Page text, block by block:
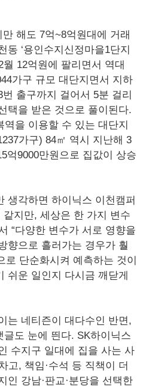
해도 7억~8억원대에 거래
동 ‘용인수지신정마을1단지
월 12억원에 팔리면서 역대
가구 규모 대단지면서 지하
출구까지 걸어서 5분 걸리
택을 받은 것으로 풀이된다.
을 이용할 수 있는 대단지
가구) 84㎡ 역시 지난해 3
억9000만원으로 집값이 상승
생각하면 하이닉스 이천캠퍼
지만, 세상은 한 가지 변수
“다양한 변수가 서로 영향을
향으로 흘러가는 경우가 훨
로 단순화시켜 예측하는 것이
쉬운 일인지 다시금 깨닫게
는 네티즌이 대다수인 반면,
도 눈에 띈다. SK하이닉스
수지구 일대에 집을 사는 사
고, 책임·수석 등 직책이 더
인 강남·판교·분당을 선택한